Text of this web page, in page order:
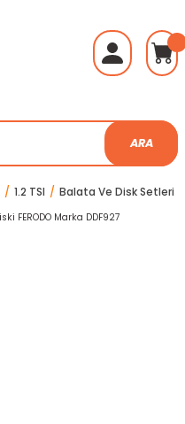
ARA
1.2 TSI Balata Ve Disk Setleri